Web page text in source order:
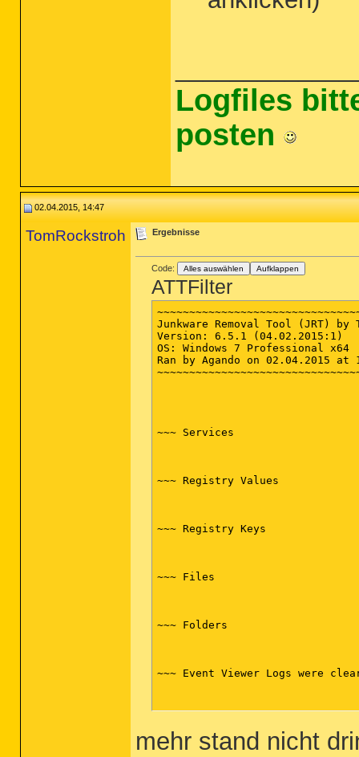
Logfiles
posten
02.04.2015, 14:47
TomRockstroh Ergebnisse
Code: Alles auswählen Aufklappen
ATTFilter
Junkware Removal Tool (JRT) by
Version: 6.5.1 (04.02.2015:1)
OS: Windows 7 Professional x64
Ran by Agando on 02.04.2015 at
~~~ Services
~~~ Registry Values
~~~ Registry Keys
~~~ Files
~~~ Folders
~~~ Event Viewer Logs were
mehr stand nicht